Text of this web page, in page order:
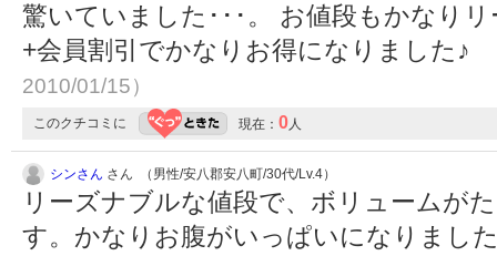
驚いていました･･･。 お値段もかなり
+会員割引でかなりお得になりました
2010/01/15）
このクチコミに 現在： 0人
シンさん さん （男性/安八郡安八町/30代/Lv.4）
リーズナブルな値段で、ボリュームが
す。かなりお腹がいっぱいになりまし